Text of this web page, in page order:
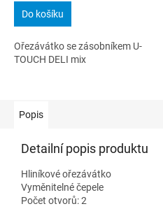
Do košíku
Ořezávátko se zásobníkem U-
TOUCH DELI mix
Popis
Detailní popis produktu
Hliníkové ořezávátko
Vyměnitelné čepele
Počet otvorů: 2